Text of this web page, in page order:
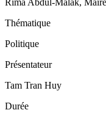
Rima Abdul-Malak,
Thématique
Politique
Présentateur
Tam Tran Huy
Durée